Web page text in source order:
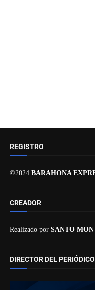
REGISTRO
©2024 BARAHONA
CREADOR
Realizado por SANTO
DIRECTOR DEL